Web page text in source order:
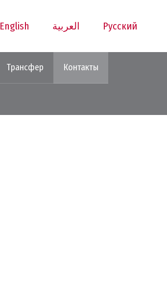
English العربية Русский
Трансфер Контакты